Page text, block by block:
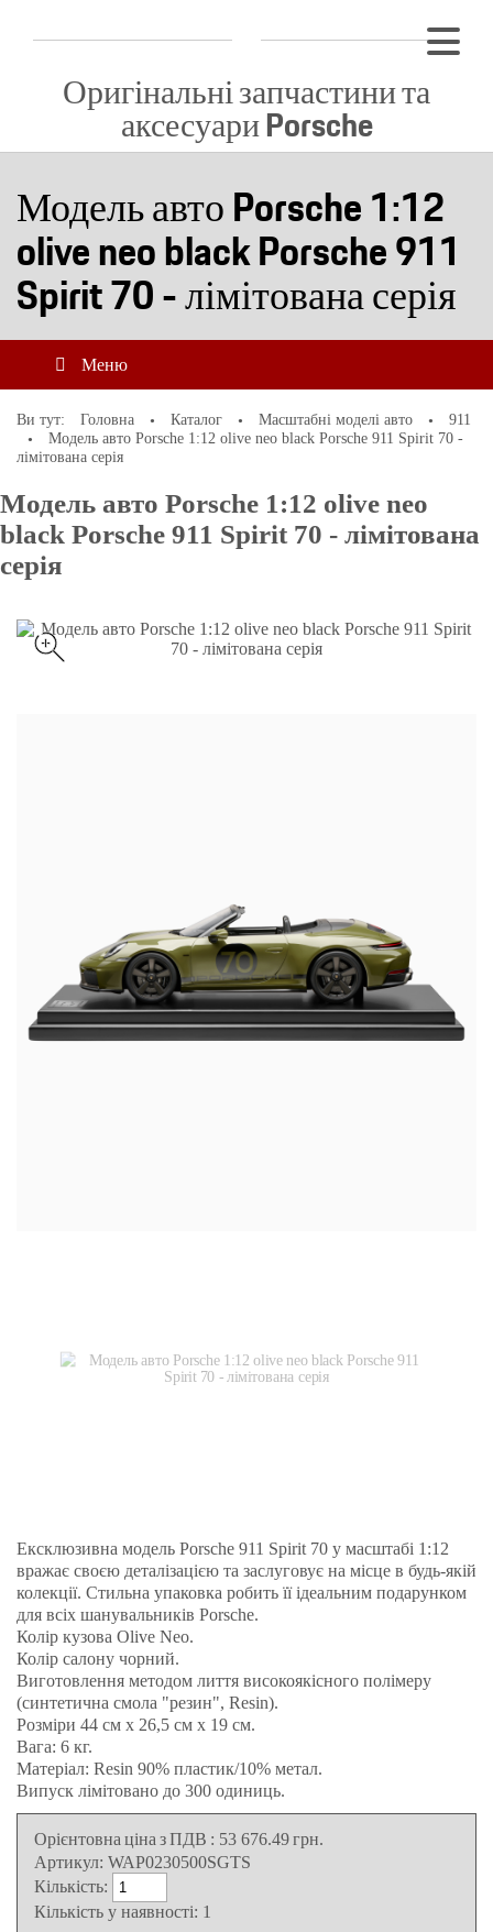
Оригінальні запчастини та
аксесуари Porsche
Модель авто Porsche 1:12
olive neo black Porsche 911
Spirit 70 - лімітована серія
Меню
Ви тут: Головна Каталог Масштабні моделі авто
911
Модель авто Porsche 1:12 olive neo black Porsche 911 Spirit 70 -
лімітована серія
Модель авто Porsche 1:12 olive neo
black Porsche 911 Spirit 70 - лімітована
серія
Ексклюзивна модель Porsche 911 Spirit 70 у масштабі 1:12
вражає своєю деталізацією та заслуговує на місце в будь-якій
колекції. Стильна упаковка робить її ідеальним подарунком
для всіх шанувальників Porsche.
Колір кузова Olive Neo.
Колір салону чорний.
Виготовлення методом лиття високоякісного полімеру
(синтетична смола "резин", Resin).
Розміри 44 см x 26,5 см x 19 см.
Вага: 6 кг.
Матеріал: Resin 90% пластик/10% метал.
Випуск лімітовано до 300 одиниць.
Орієнтовна ціна з ПДВ : 53 676.49грн.
Артикул: WAP0230500SGTS
Кількість:
Кількість у наявності: 1